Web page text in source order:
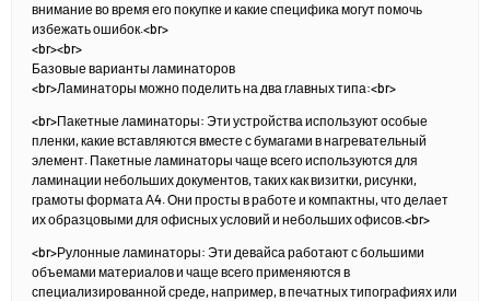
внимание во время его покупке и какие специфика могут помочь
избежать ошибок.<br>
<br><br>
Базовые варианты ламинаторов
<br>Ламинаторы можно поделить на два главных типа:<br>
<br>Пакетные ламинаторы: Эти устройства используют особые
пленки, какие вставляются вместе с бумагами в нагревательный
элемент. Пакетные ламинаторы чаще всего используются для
ламинации небольших документов, таких как визитки, рисунки,
грамоты формата Α4. Они просты в работе и компактны, что делает
их образцовыми для офисных условий и небольших офисов.<br>
<br>Рулонные ламинаторы: Эти девайса работают с большими
объемами материалов и чаще всего применяются в
специализированной среде, например, в печатных типографиях или